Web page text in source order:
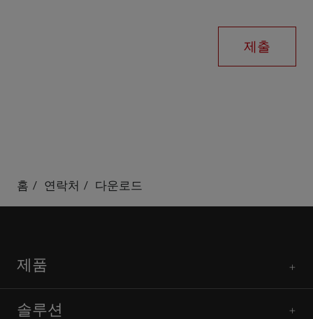
제출
홈 연락처 다운로드
제품
솔루션